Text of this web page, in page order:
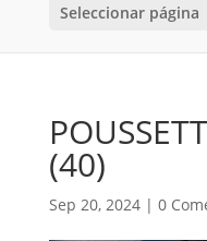
Seleccionar página
(40)
Sep 20, 2024| 0